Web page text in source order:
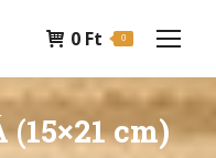
0 Ft 0
cm)